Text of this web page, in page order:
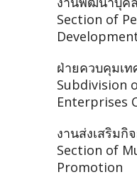
Section of
ฝ่ายควบคุมเ
Subdivision
Enterprises
งานส่งเสริม
Section of
Promotion